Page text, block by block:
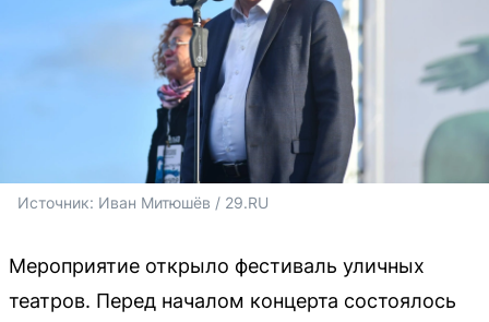
Источник: Иван Митюшёв / 29.RU
Мероприятие открыло фестиваль уличных
театров. Перед началом концерта состоялось